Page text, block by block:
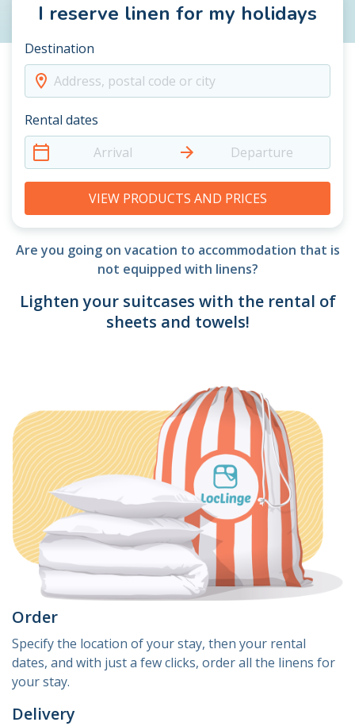
I reserve linen for my holidays
Destination
Address, postal code or city
Rental dates
Arrival
Departure
VIEW PRODUCTS AND PRICES
Are you going on vacation to accommodation that is
not equipped with linens?
Lighten your suitcases with the rental of
sheets and towels!
Order
Specify the location of your stay, then your rental
dates, and with just a few clicks, order all the linens for
your stay.
Delivery